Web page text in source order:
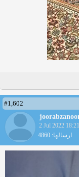
#1,602
2 Jul 2022 18:21
ارسالها: 4860